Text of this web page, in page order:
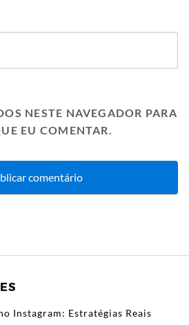
NESTE NAVEGADOR PARA
EU COMENTAR.
Instagram: Estratégias Reais